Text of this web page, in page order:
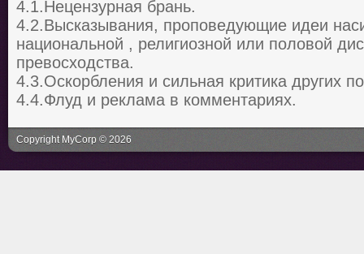
4.1.Нецензурная брань.
4.2.Высказывания, проповедующие идеи
национальной , религиозной или половой
превосходства.
4.3.Оскорбления и сильная критика других
4.4.Флуд и реклама в комментариях.
Copyright MyCorp © 2026